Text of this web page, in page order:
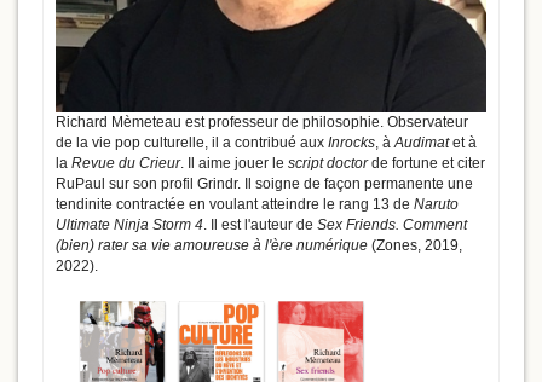
Richard Mèmeteau est professeur de philosophie. Observateur
de la vie pop culturelle, il a contribué aux Inrocks, àAudimatet à
la Revue du Crieur. Il aime jouer le script doctorde fortune et citer
RuPaul sur son profil Grindr. Il soigne de façon permanente une
tendinite contractée en voulant atteindre le rang 13 de Naruto
Ultimate Ninja Storm 4. Il est l'auteur de Sex Friends. Comment
(bien) rater sa vie amoureuse à l'ère numérique (Zones, 2019,
2022).